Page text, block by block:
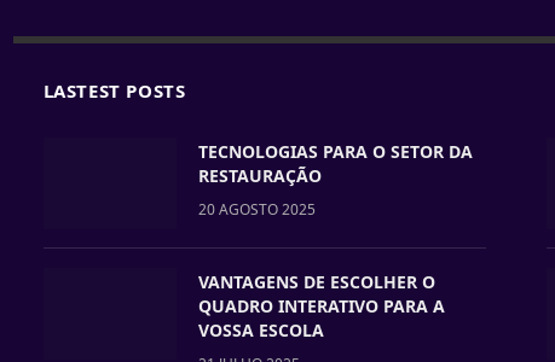
LASTEST POSTS
TECNOLOGIAS PARA O SETOR DA
RESTAURAÇÃO
20 AGOSTO 2025
VANTAGENS DE ESCOLHER O
QUADRO INTERATIVO PARA A
VOSSA ESCOLA